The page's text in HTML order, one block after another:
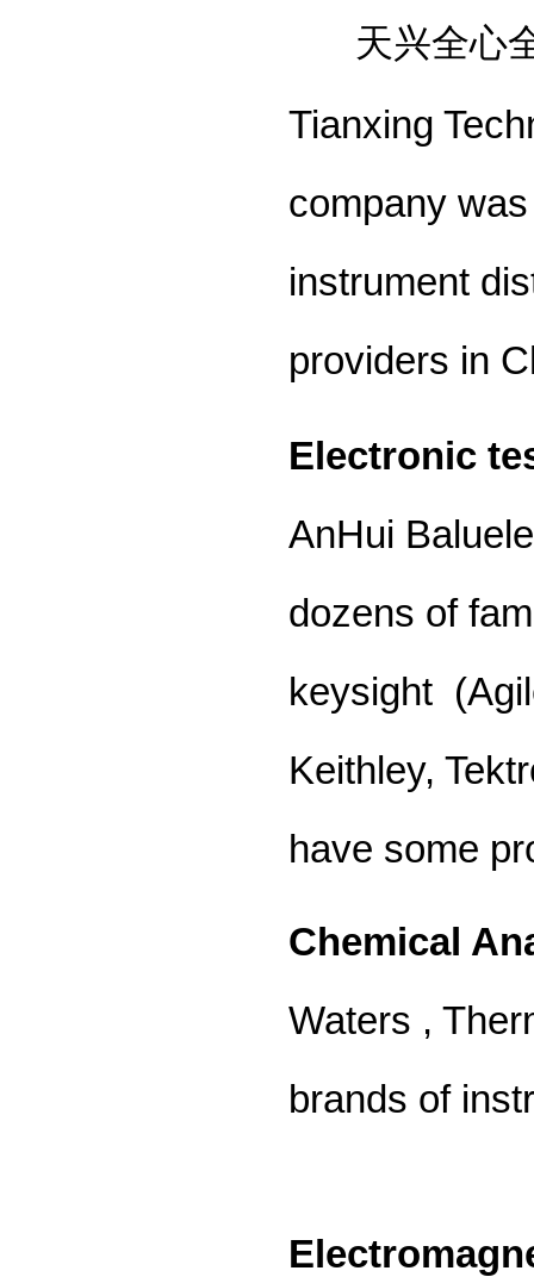
天兴全心全
Tianxing
company
instrument
providers in
Electronic
AnHui
dozens of
keysight
Keithley,
have some
Chemical
Waters ,
brands of